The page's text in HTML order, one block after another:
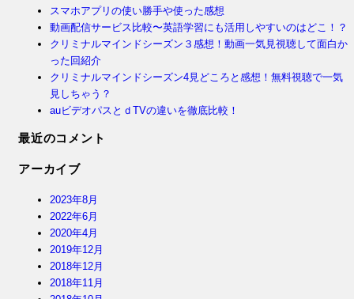
スマホアプリの使い勝手や使った感想
動画配信サービス比較〜英語学習にも活用しやすいのはどこ！？
クリミナルマインドシーズン３感想！動画一気見視聴して面白か
った回紹介
クリミナルマインドシーズン4見どころと感想！無料視聴で一気
見しちゃう？
auビデオパスとｄTVの違いを徹底比較！
最近のコメント
アーカイブ
2023年8月
2022年6月
2020年4月
2019年12月
2018年12月
2018年11月